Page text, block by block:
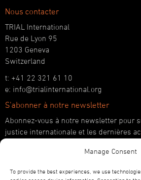
Manage Consent
To provide the best experiences, we use
Nous contacter
TRIAL International
Rue de Lyon 95
1203 Geneva
Switzerland
t: +41 22 321 61 10
e: info@trialinternational.org
S'abonner à notre newsletter
Abonnez-vous à notre newsletter pour
justice internationale et les dernières